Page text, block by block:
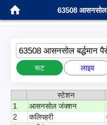
63508 आसनसोल
63508 आसनसोल बर्द्धमान
रूट लाइव
स्टेशन
1
आसनसोल जंक्शन
2
कलिपहरी